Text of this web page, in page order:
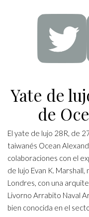
Yate de
de
El yate de lujo 28R, de
taiwanés Ocean
colaboraciones con el
de lujo Evan K.
Londres, con una
Livorno Arrabito Naval
bien conocida en el